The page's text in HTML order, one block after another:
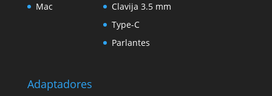
Mac
Clavija 3.5 mm
Type-C
Parlantes
Adaptadores